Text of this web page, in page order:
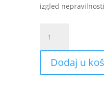
izgled
Control
maska
za
Dodaj u